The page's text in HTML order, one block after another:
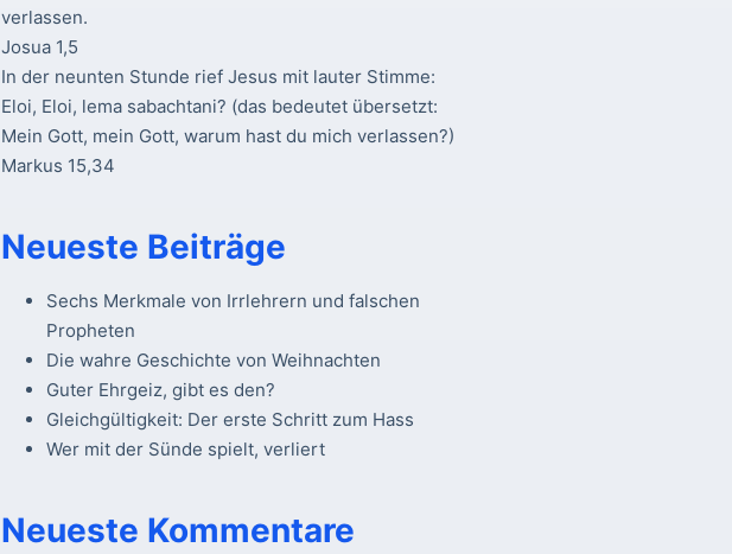
verlassen.
Josua 1,5
In der neunten Stunde rief Jesus mit lauter Stimme:
Eloi, Eloi, lema sabachtani? (das bedeutet übersetzt:
Mein Gott, mein Gott, warum hast du mich verlassen?)
Markus 15,34
Neueste Beiträge
Sechs Merkmale von Irrlehrern und falschen
Propheten
Die wahre Geschichte von Weihnachten
Guter Ehrgeiz, gibt es den?
Gleichgültigkeit: Der erste Schritt zum Hass
Wer mit der Sünde spielt, verliert
Neueste Kommentare